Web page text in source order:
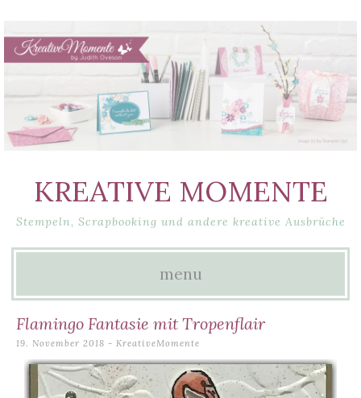
KREATIVE MOMENTE
Stempeln, Scrapbooking und andere kreative Ausbrüche
menu
to
content
Flamingo Fantasie mit Tropenflair
19. November 2018 - KreativeMomente